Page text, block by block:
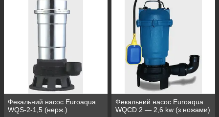
Фекальний насос Euroaqua
WQS-2-1,5 (нерж.)
Фекальний насос Euroaqua
WQCD 2 — 2,6 kw (з ножами)